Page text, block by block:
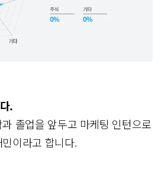
.
졸업을 앞두고 마케팅 인턴으로
이라고 합니다.